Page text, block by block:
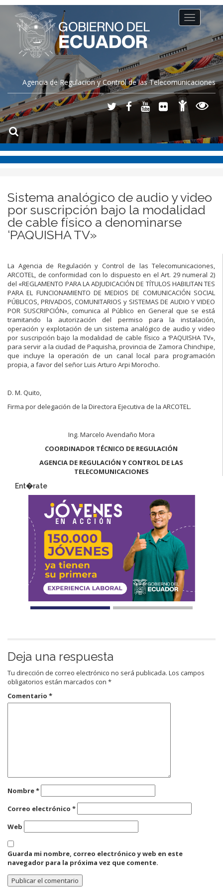
Agencia de Regulación y Control de las Telecomunicaciones
Toggle
navigation
Sistema analógico de audio y video
por suscripción bajo la modalidad
de cable físico a denominarse
‘PAQUISHA TV»
La Agencia de Regulación y Control de las Telecomunicaciones,
ARCOTEL, de conformidad con lo dispuesto en el Art. 29 numeral 2)
del «REGLAMENTO PARA LA ADJUDICACIÓN DE TÍTULOS HABILITAN TES
PARA EL FUNCIONAMIENTO DE MEDIOS DE COMUNICACIÓN SOCIAL
PÚBLICOS, PRIVADOS, COMUNITARIOS y SISTEMAS DE AUDIO Y VIDEO
POR SUSCRIPCIÓN», comunica al Público en General que se está
tramitando la autorización del permiso para la instalación,
operación y explotación de un sistema analógico de audio y video
por suscripción bajo la modalidad de cable físico a ‘PAQUISHA TV»,
para servir a la ciudad de Paquisha, provincia de Zamora Chinchipe,
que incluye la operación de un canal local para programación
propia, a favor del señor Luis Arturo Arpi Morocho.
D. M. Quito,
Firma por delegación de la Directora Ejecutiva de la ARCOTEL.
Ing. Marcelo Avendaño Mora
COORDINADOR TÉCNICO DE REGULACIÓN
AGENCIA DE REGULACIÓN Y CONTROL DE LAS
TELECOMUNICACIONES
Ent�rate
Deja una respuesta
Tu dirección de correo electrónico no será publicada. Los campos
obligatorios están marcados con *
Comentario *
Nombre*
Correo electrónico *
Web
Guarda mi nombre, correo electrónico y web en este
navegador para la próxima vez que comente.